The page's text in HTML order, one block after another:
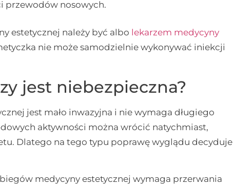
przewodów nosowych.
estetycznej należy być albo lekarzem medycyny
nie może samodzielnie wykonywać iniekcji
jest niebezpieczna?
jest mało inwazyjna i nie wymaga długiego
aktywności można wrócić natychmiast,
Dlatego na tego typu poprawę wyglądu decyduje
medycyny estetycznej wymaga przerwania